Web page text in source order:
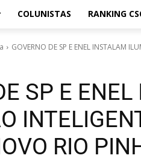
COLUNISTAS RANKING
GOVERNO DE SP E ENEL INSTALAM
SP E
RIO